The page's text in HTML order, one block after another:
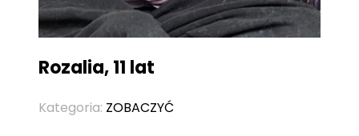
Rozalia, 11 lat
Kategoria: ZOBACZYĆ